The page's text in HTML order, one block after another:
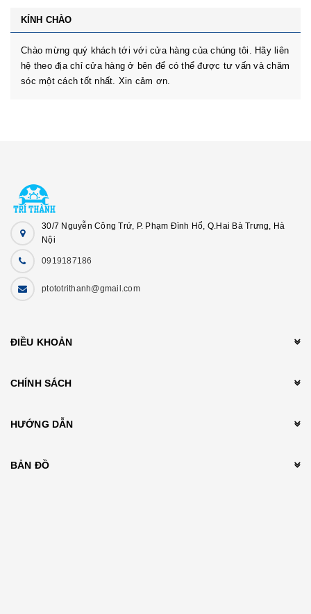
KÍNH CHÀO
Chào mừng quý khách tới với cửa hàng của chúng tôi. Hãy liên
hệ theo địa chỉ cửa hàng ở bên để có thể được tư vấn và chăm
sóc một cách tốt nhất. Xin cảm ơn.
30/7 Nguyễn Công Trứ, P. Phạm Đình Hổ, Q.Hai Bà Trưng, Hà
Nội
0919187186
ptototrithanh@gmail.com
ĐIỀU KHOẢN
CHÍNH SÁCH
HƯỚNG DẪN
BẢN ĐỒ